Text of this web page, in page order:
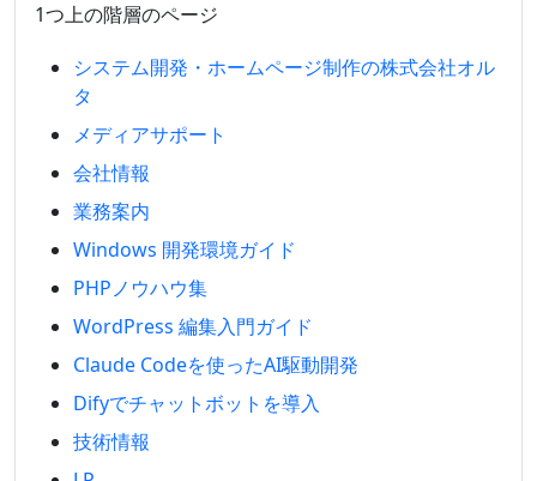
1つ上の階層のページ
システム開発・ホームページ制作の株式会社オル
タ
メディアサポート
会社情報
業務案内
Windows 開発環境ガイド
PHPノウハウ集
WordPress 編集入門ガイド
Claude Codeを使ったAI駆動開発
Difyでチャットボットを導入
技術情報